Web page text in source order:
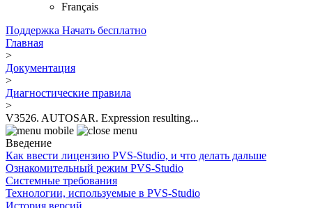
Français
Поддержка Начать бесплатно
Главная
>
Документация
>
Диагностические правила
>
V3526. AUTOSAR. Expression resulting...
Введение
Как ввести лицензию PVS-Studio, и что делать дальше
Ознакомительный режим PVS-Studio
Системные требования
Технологии, используемые в PVS-Studio
История версий